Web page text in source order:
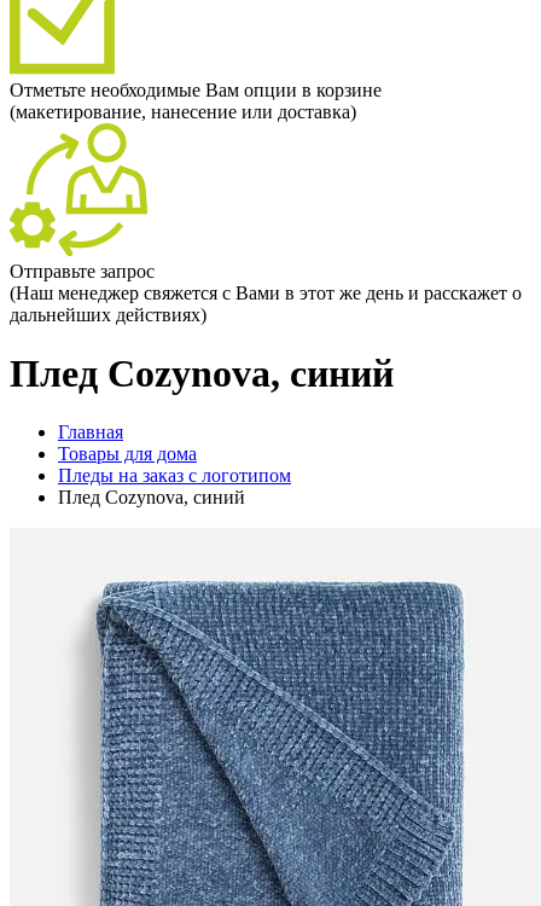
Отметьте необходимые Вам опции в корзине
(макетирование, нанесение или доставка)
Отправьте запрос
(Наш менеджер свяжется с Вами в этот же день и расскажет о
дальнейших действиях)
Плед Cozynova, синий
Главная
Товары для дома
Пледы на заказ с логотипом
Плед Cozynova, синий